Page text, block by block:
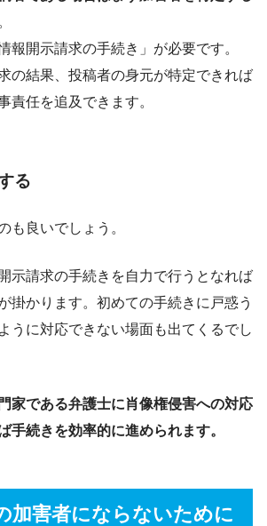
報開示請求の手続き」が必要です。
の結果、投稿者の身元が特定できれば
責任を追及できます。
る
も良いでしょう。
示請求の手続きを自力で行うとなれば
掛かります。初めての手続きに戸惑う
うに対応できない場面も出てくるでし
家である弁護士に肖像権侵害への対応
手続きを効率的に進められます。
加害者にならないために